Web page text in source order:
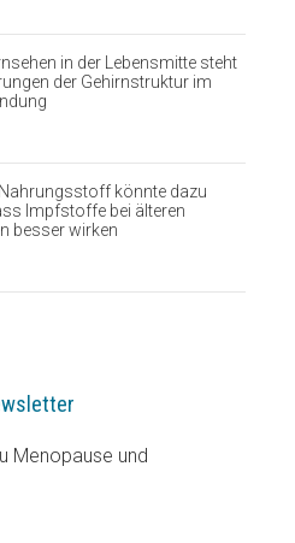
in der Lebensmitte steht
der Gehirnstruktur im
könnte dazu
Impfstoffe bei älteren
besser wirken
Menopause und